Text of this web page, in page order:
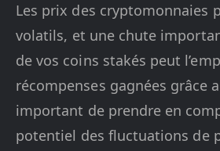
Les prix des cryptomonnaies
volatils, et une chute
de vos coins stakés peut
récompenses gagnées grâce
important de prendre en
potentiel des fluctuations de